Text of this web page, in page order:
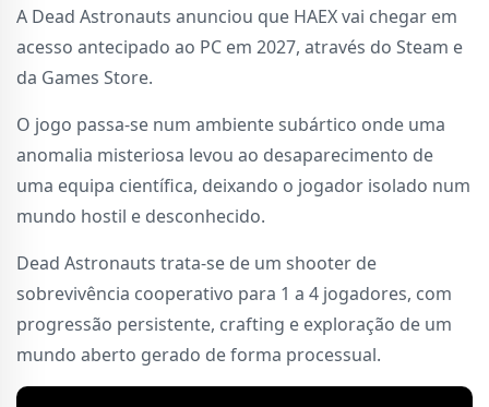
A Dead Astronauts anunciou que HAEX vai chegar em
acesso antecipado ao PC em 2027, através do Steam e
da Games Store.
O jogo passa-se num ambiente subártico onde uma
anomalia misteriosa levou ao desaparecimento de
uma equipa científica, deixando o jogador isolado num
mundo hostil e desconhecido.
Dead Astronauts trata-se de um shooter de
sobrevivência cooperativo para 1 a 4 jogadores, com
progressão persistente, crafting e exploração de um
mundo aberto gerado de forma processual.